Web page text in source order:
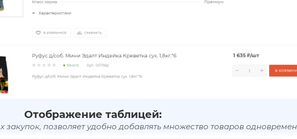
Отображение таблицей:
позволяет удобно добавлять множество товаров